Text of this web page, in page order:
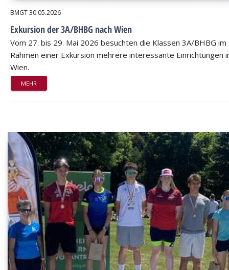
BMGT30.05.2026
Exkursion der 3A/BHBG nach Wien
Vom 27. bis 29. Mai 2026 besuchten die Klassen 3A/BHBG im
Rahmen einer Exkursion mehrere interessante Einrichtungen
Wien.
MEHR